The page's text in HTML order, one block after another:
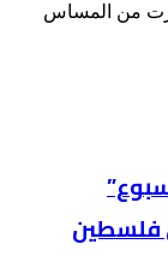
من المساس
فلسطين